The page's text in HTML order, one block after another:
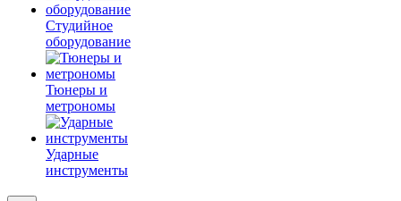
Студийное
оборудование
Тюнеры и
метрономы
Ударные
инструменты